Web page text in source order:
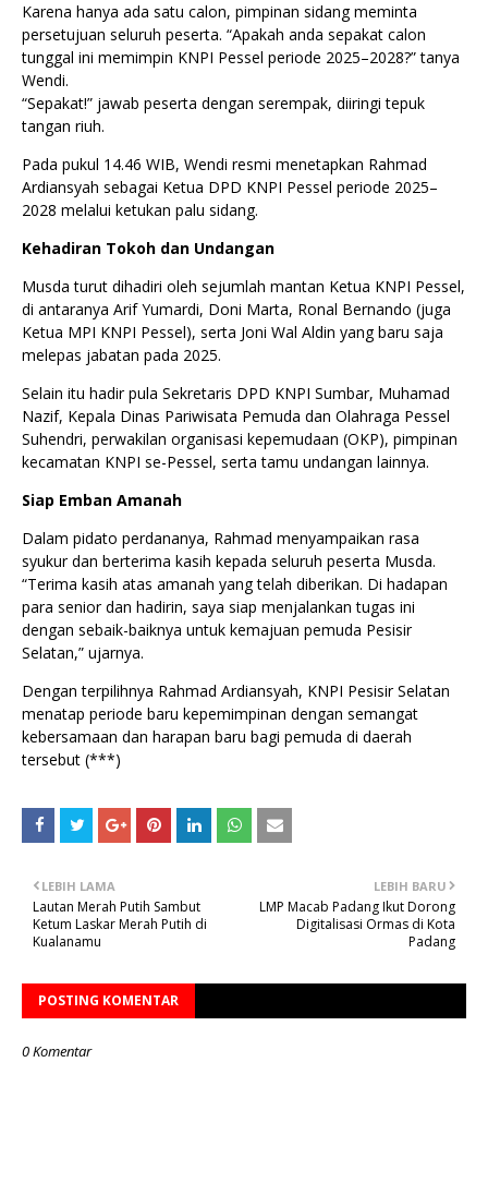
Karena hanya ada satu calon, pimpinan sidang meminta
persetujuan seluruh peserta. “Apakah anda sepakat calon
tunggal ini memimpin KNPI Pessel periode 2025–2028?” tanya
Wendi.
“Sepakat!” jawab peserta dengan serempak, diiringi tepuk
tangan riuh.
Pada pukul 14.46 WIB, Wendi resmi menetapkan Rahmad
Ardiansyah sebagai Ketua DPD KNPI Pessel periode 2025–
2028 melalui ketukan palu sidang.
Kehadiran Tokoh dan Undangan
Musda turut dihadiri oleh sejumlah mantan Ketua KNPI Pessel,
di antaranya Arif Yumardi, Doni Marta, Ronal Bernando (juga
Ketua MPI KNPI Pessel), serta Joni Wal Aldin yang baru saja
melepas jabatan pada 2025.
Selain itu hadir pula Sekretaris DPD KNPI Sumbar, Muhamad
Nazif, Kepala Dinas Pariwisata Pemuda dan Olahraga Pessel
Suhendri, perwakilan organisasi kepemudaan (OKP), pimpinan
kecamatan KNPI se-Pessel, serta tamu undangan lainnya.
Siap Emban Amanah
Dalam pidato perdananya, Rahmad menyampaikan rasa
syukur dan berterima kasih kepada seluruh peserta Musda.
“Terima kasih atas amanah yang telah diberikan. Di hadapan
para senior dan hadirin, saya siap menjalankan tugas ini
dengan sebaik-baiknya untuk kemajuan pemuda Pesisir
Selatan,” ujarnya.
Dengan terpilihnya Rahmad Ardiansyah, KNPI Pesisir Selatan
menatap periode baru kepemimpinan dengan semangat
kebersamaan dan harapan baru bagi pemuda di daerah
tersebut (***)
LEBIH BARU
LMP Macab Padang Ikut Dorong
Digitalisasi Ormas di Kota
Padang
LEBIH LAMA
Lautan Merah Putih Sambut
Ketum Laskar Merah Putih di
Kualanamu
POSTING KOMENTAR
0 Komentar